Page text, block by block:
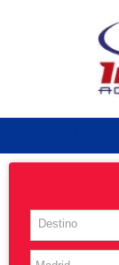
Costas
Vuelos
Destino